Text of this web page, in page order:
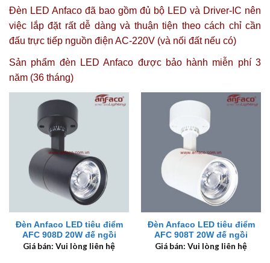
Đèn LED Anfaco đã bao gồm đủ bộ LED và Driver-IC nên
việc lắp đặt rất dễ dàng và thuận tiện theo cách chỉ cần
đấu trực tiếp nguồn điện AC-220V (và nối đất nếu có)
Sản phẩm đèn LED Anfaco được bảo hành miễn phí 3
năm (36 tháng)
Đèn Anfaco LED tiêu điểm
AFC 908D 20W đế ngồi
Giá bán: Vui lòng liên hệ
Đèn Anfaco LED tiêu điểm
AFC 908T 20W đế ngồi
Giá bán: Vui lòng liên hệ